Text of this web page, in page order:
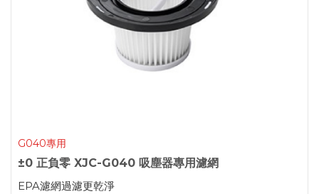
G040專用
±0 正負零 XJC-G040 吸塵器專用濾網
EPA濾網過濾更乾淨